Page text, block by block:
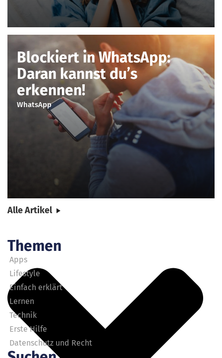
Blockiert in WhatsApp:
Daran kannst du’s
erkennen!
WhatsApp
Alle Artikel
Themen
Apps
Lifestyle
Einfach erklärt
Lernen
Technik
Erste Hilfe
Datenschutz und Recht